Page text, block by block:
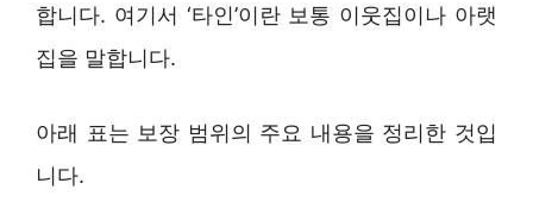
합니다. 여기서 ‘타인’이란 보통 이웃집이나 아랫
집을 말합니다.
아래 표는 보장 범위의 주요 내용을 정리한 것입
니다.